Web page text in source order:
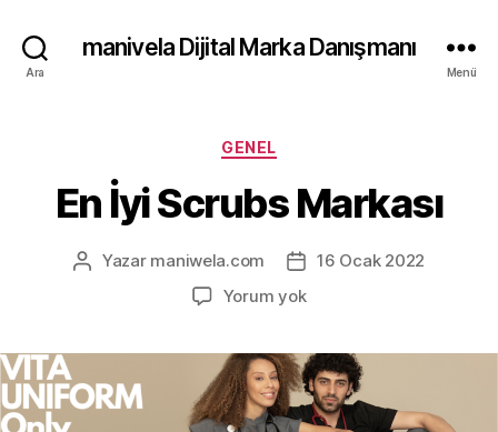
Ara
manivela Dijital Marka Danışmanı
Menü
Kategoriler
GENEL
En İyi Scrubs Markası
Yazının
Yazar maniwela.com
Yazı
tarihi
16 Ocak 2022
Yorum yokEn
Markası